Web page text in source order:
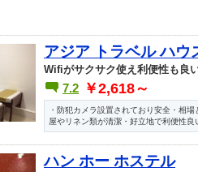
アジア トラベル ハウ
Wifiがサクサク使え利便性も良
7.2 ￥2,618～
・防犯カメラ設置されており安全・相
屋やリネン類が清潔・好立地で利便性良
ハン ホー ホステル